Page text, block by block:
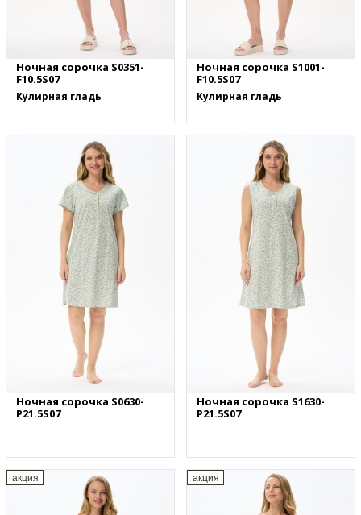
Ночная сорочка S0351-
F10.5S07
Кулирная гладь
Ночная сорочка S1001-
F10.5S07
Кулирная гладь
Ночная сорочка S0630-
P21.5S07
Ночная сорочка S1630-
P21.5S07
акция акция